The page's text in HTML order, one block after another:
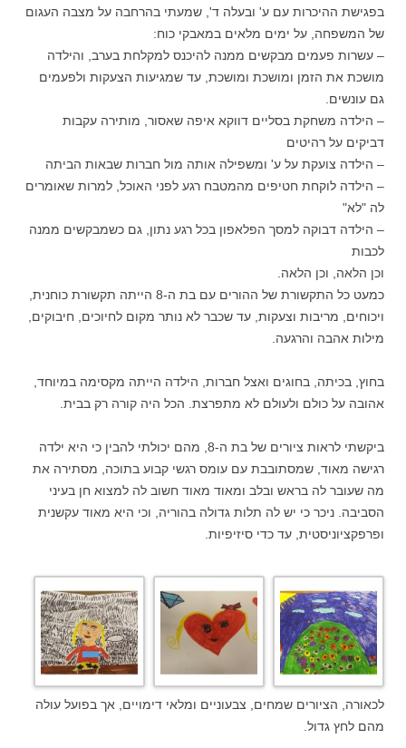
בפגישת ההיכרות עם ע' ובעלה ד', שמעתי בהרחבה על מצבה העגום
של המשפחה, על ימים מלאים במאבקי כוח:
– עשרות פעמים מבקשים ממנה להיכנס למקלחת בערב, והילדה
מושכת את הזמן ומושכת ומושכת, עד שמגיעות הצעקות ולפעמים
גם עונשים.
– הילדה משחקת בסליים דווקא איפה שאסור, מותירה עקבות
דביקים על רהיטים
– הילדה צועקת על ע' ומשפילה אותה מול חברות שבאות הביתה
– הילדה לוקחת חטיפים מהמטבח רגע לפני האוכל, למרות שאומרים
לה "לא"
– הילדה דבוקה למסך הפלאפון בכל רגע נתון, גם כשמבקשים ממנה
לכבות
וכן הלאה, וכן הלאה.
כמעט כל התקשורת של ההורים עם בת ה-8 הייתה תקשורת כוחנית,
ויכוחים, מריבות וצעקות, עד שכבר לא נותר מקום לחיוכים, חיבוקים,
מילות אהבה והרגעה.
בחוץ, בכיתה, בחוגים ואצל חברות, הילדה הייתה מקסימה במיוחד,
אהובה על כולם ולעולם לא מתפרצת. הכל היה קורה רק בבית.
ביקשתי לראות ציורים של בת ה-8, מהם יכולתי להבין כי היא ילדה
רגישה מאוד, שמסתובבת עם עומס רגשי קבוע בתוכה, מסתירה את
מה שעובר לה בראש ובלב ומאוד מאוד חשוב לה למצוא חן בעיני
הסביבה. ניכר כי יש לה תלות גדולה בהוריה, וכי היא מאוד עקשנית
ופרפקציוניסטית, עד כדי סיזיפיות.
לכאורה, הציורים שמחים, צבעוניים ומלאי דימויים, אך בפועל עולה
מהם לחץ גדול.